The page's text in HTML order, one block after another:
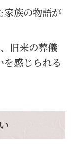
家族の物語が
旧来の葬儀
を感じられる